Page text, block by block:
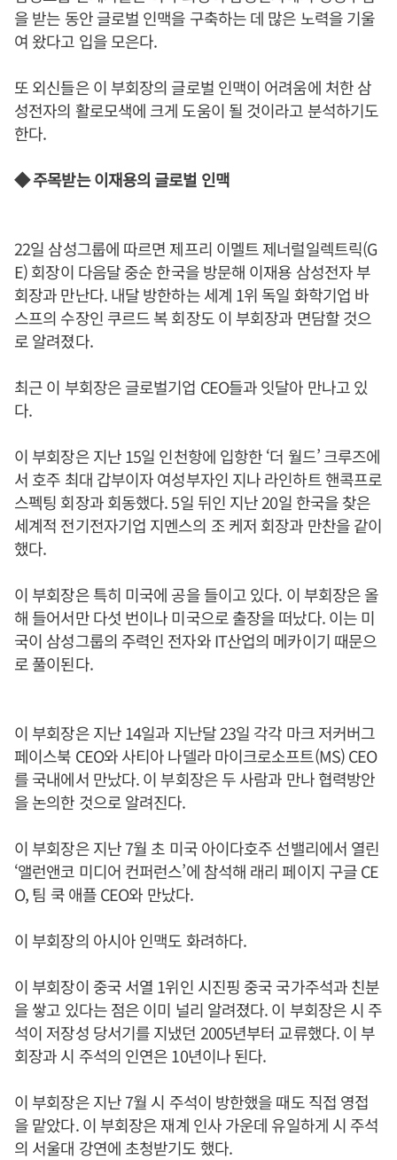
을 받는 동안 글로벌 인맥을 구축하는 데 많은 노력을 기울
여 왔다고 입을 모은다.
또 외신들은 이 부회장의 글로벌 인맥이 어려움에 처한 삼
성전자의 활로모색에 크게 도움이 될 것이라고 분석하기도
한다.
◆ 주목받는 이재용의 글로벌 인맥
22일 삼성그룹에 따르면 제프리 이멜트 제너럴일렉트릭(G
E) 회장이 다음달 중순 한국을 방문해 이재용 삼성전자 부
회장과 만난다. 내달 방한하는 세계 1위 독일 화학기업 바
스프의 수장인 쿠르드 복 회장도 이 부회장과 면담할 것으
로 알려졌다.
최근 이 부회장은 글로벌기업 CEO들과 잇달아 만나고 있
다.
이 부회장은 지난 15일 인천항에 입항한 ‘더 월드’ 크루즈에
서 호주 최대 갑부이자 여성부자인 지나 라인하트 핸콕프로
스펙팅 회장과 회동했다. 5일 뒤인 지난 20일 한국을 찾은
세계적 전기전자기업 지멘스의 조 케저 회장과 만찬을 같이
했다.
이 부회장은 특히 미국에 공을 들이고 있다. 이 부회장은 올
해 들어서만 다섯 번이나 미국으로 출장을 떠났다. 이는 미
국이 삼성그룹의 주력인 전자와 IT산업의 메카이기 때문으
로 풀이된다.
이 부회장은 지난 14일과 지난달 23일 각각 마크 저커버그
페이스북 CEO와 사티아 나델라 마이크로소프트(MS) CEO
를 국내에서 만났다. 이 부회장은 두 사람과 만나 협력방안
을 논의한 것으로 알려진다.
이 부회장은 지난 7월 초 미국 아이다호주 선밸리에서 열린
‘앨런앤코 미디어 컨퍼런스’에 참석해 래리 페이지 구글 CE
O, 팀 쿡 애플 CEO와 만났다.
이 부회장의 아시아 인맥도 화려하다.
이 부회장이 중국 서열 1위인 시진핑 중국 국가주석과 친분
을 쌓고 있다는 점은 이미 널리 알려졌다. 이 부회장은 시 주
석이 저장성 당서기를 지냈던 2005년부터 교류했다. 이 부
회장과 시 주석의 인연은 10년이나 된다.
이 부회장은 지난 7월 시 주석이 방한했을 때도 직접 영접
을 맡았다. 이 부회장은 재계 인사 가운데 유일하게 시 주석
의 서울대 강연에 초청받기도 했다.